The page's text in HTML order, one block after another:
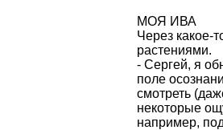
МОЯ ИВА
Через какое-
растениями.
- Сергей, я
поле
смотреть
некоторые
например,